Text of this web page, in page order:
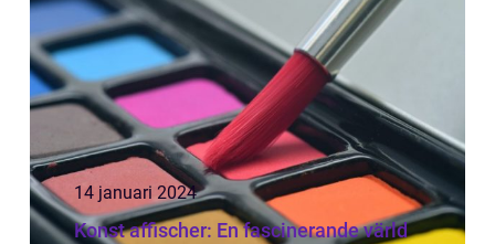
14 januari 2024
Konst affischer: En fascinerande värld